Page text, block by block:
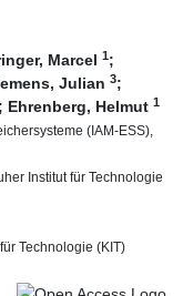
Marcel 1;
Julian 3;
; Ehrenberg, Helmut 1
(IAM-ESS),
Institut für Technologie
Technologie (KIT)